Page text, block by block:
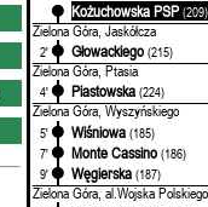
Kożuchowska PSP (209)
Zielona Góra, Jaskółcza
2' Głowackiego (215)
Zielona Góra, Ptasia
4' Piastowska (224)
Zielona Góra, Wyszyńskiego
5' Wiśniowa (185)
7'
Monte Cassino (186)
9'
Węgierska (187)
Zielona Góra, al.Wojska Polskiego